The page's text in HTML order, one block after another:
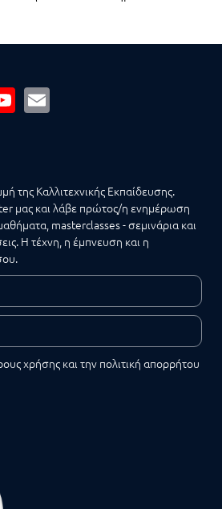
YouTube
της Καλλιτεχνικής Εκπαίδευσης.
μας και λάβε πρώτος/η ενημέρωση
masterclasses - σεμινάρια και
Η τέχνη, η έμπνευση και η
χρήσης και την πολιτική απορρήτου